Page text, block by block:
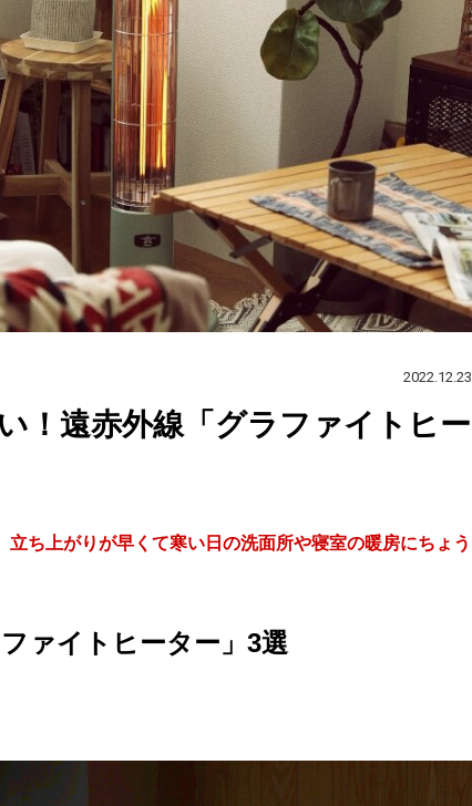
2022.12.23
！遠赤外線「グラファイトヒー
ち上がりが早くて寒い日の洗面所や寝室の暖房にちょう
ァイトヒーター」3選